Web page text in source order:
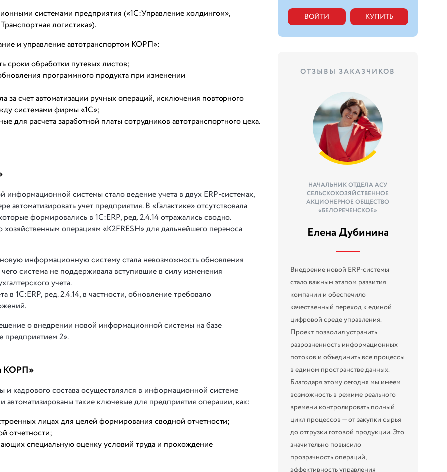
системами предприятия («1С:Управление холдингом»,
логистика»).
и управление автотранспортом КОРП»:
сроки обработки путевых листов;
программного продукта при изменении
за счет автоматизации ручных операций, исключения повторного
системами фирмы «1С»;
для расчета заработной платы сотрудников автотранспортного цеха.
системы стало ведение учета в двух ERP-системах,
учет предприятия. В «Галактике» отсутствовала
формировались в 1С:ERP, ред. 2.4.14 отражались сводно.
хозяйственным операциям «K2FRESH» для дальнейшего переноса
информационную систему стала невозможность обновления
система не поддерживала вступившие в силу изменения
учета.
1С:ERP, ред. 2.4.14, в частности, обновление требовало
о внедрении новой информационной системы на базе
предприятием 2».
КОРП»
и кадрового состава осуществлялся в информационной системе
автоматизированы такие ключевые для предприятия операции, как:
лицах для целей формирования сводной отчетности;
отчетности;
специальную оценку условий труда и прохождение
ВОЙТИ КУПИТЬ
ОТЗЫВЫ ЗАКАЗЧИКОВ
НАЧАЛЬНИК ОТДЕЛА АСУ
СЕЛЬСКОХОЗЯЙСТВЕННОЕ
АКЦИОНЕРНОЕ ОБЩЕСТВО
«БЕЛОРЕЧЕНСКОЕ»
Елена Дубинина
Внедрение новой ERP-системы
стало важным этапом развития
компании и обеспечило
качественный переход к единой
цифровой среде управления.
Проект позволил устранить
разрозненность информационных
потоков и объединить все процессы
в едином пространстве данных.
Благодаря этому сегодня мы имеем
возможность в режиме реального
времени контролировать полный
цикл процессов — от закупки сырья
до отгрузки готовой продукции. Это
значительно повысило
прозрачность операций,
эффективность управления